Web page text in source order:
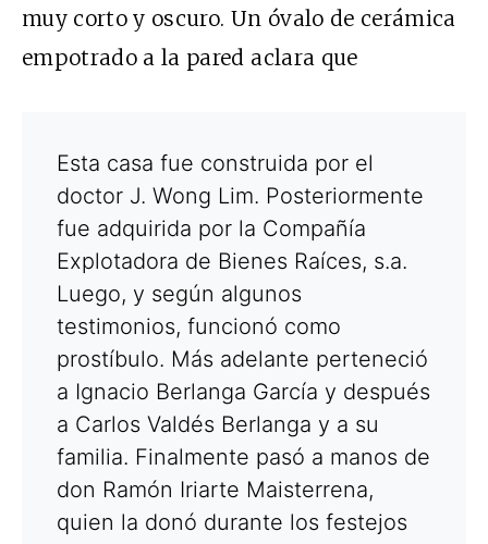
muy corto y oscuro. Un óvalo de cerámica
empotrado a la pared aclara que
Esta casa fue construida por el
doctor J. Wong Lim. Posteriormente
fue adquirida por la Compañía
Explotadora de Bienes Raíces, s.a.
Luego, y según algunos
testimonios, funcionó como
prostíbulo. Más adelante perteneció
a Ignacio Berlanga García y después
a Carlos Valdés Berlanga y a su
familia. Finalmente pasó a manos de
don Ramón Iriarte Maisterrena,
quien la donó durante los festejos